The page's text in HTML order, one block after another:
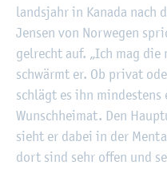
lands­jahr in Ka­na­da nach
Jen­sen von Nor­we­gen
gel­recht auf. „Ich mag die
schwärmt er. Ob pri­vat
schlägt es ihn
Wunsch­hei­mat. Den
sieht er dabei in der
dort sind sehr offen und